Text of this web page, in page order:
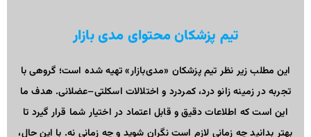
تیم پزشکان محتوای مدی بازار
این مطلب زیر نظر تیم پزشکان «مدی‌بازار» تهیه شده است؛ گروهی با
تجربه در زمینه زانو درد، کمردرد و اختلالات اسکلتی–عضلانی. هدف ما
این است که اطلاعات دقیق و قابل اعتماد در اختیار شما قرار گیرد تا
بهتر بدانید چه زمانی لازم است نگران شوید و چه زمانی نه. با این حال،